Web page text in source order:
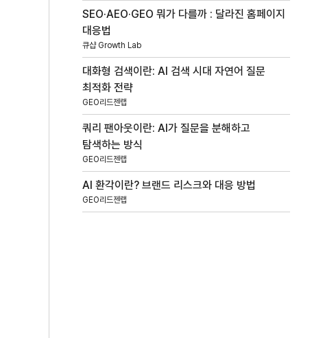
SEO·AEO·GEO 뭐가 다를까 : 달라진 홈페이지
대응법
큐샵 Growth Lab
대화형 검색이란: AI 검색 시대 자연어 질문
최적화 전략
GEO리드젠랩
쿼리 팬아웃이란: AI가 질문을 분해하고
탐색하는 방식
GEO리드젠랩
AI 환각이란? 브랜드 리스크와 대응 방법
GEO리드젠랩